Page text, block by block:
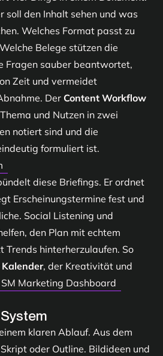
soll den Inhalt sehen und was
Welches Format passt zu
Belege stützen die
Fragen sauber beantwortet,
Zeit und vermeidet
Der Content Workflow
und Nutzen in zwei
notiert sind und die
formuliert ist.
diese Briefings. Er ordnet
Erscheinungstermine fest und
Social Listening und
den Plan mit echtem
Trends hinterherzulaufen. So
, der Kreativität und
SM Marketing Dashboard
klaren Ablauf. Aus dem
oder Outline. Bildideen und